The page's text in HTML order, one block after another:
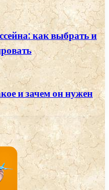
как выбрать и
и зачем он нужен